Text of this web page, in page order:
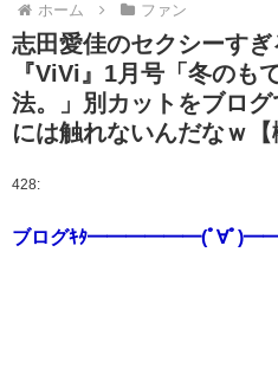
ホーム ファン
志田愛佳のセクシーす
『ViVi』1月号「冬のも
法。」別カットをブロ
には触れないんだなｗ【
428:
ブログｷﾀ━━━━━━(ﾟ∀ﾟ